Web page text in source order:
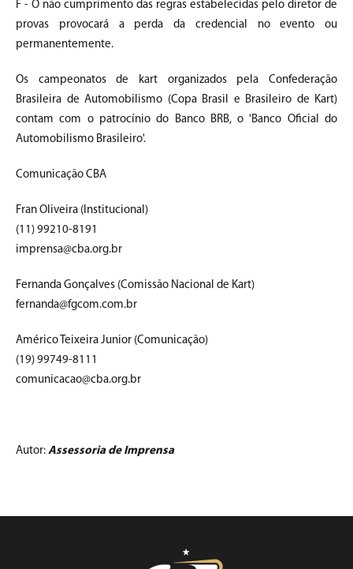
F - O não cumprimento das regras estabelecidas pelo diretor de
provas provocará a perda da credencial no evento ou
permanentemente.
Os campeonatos de kart organizados pela Confederação
Brasileira de Automobilismo (Copa Brasil e Brasileiro de Kart)
contam com o patrocínio do Banco BRB, o 'Banco Oficial do
Automobilismo Brasileiro'.
Comunicação CBA
Fran Oliveira (Institucional)
(11) 99210-8191
imprensa@cba.org.br
Fernanda Gonçalves (Comissão Nacional de Kart)
fernanda@fgcom.com.br
Américo Teixeira Junior (Comunicação)
(19) 99749-8111
comunicacao@cba.org.br
Autor: Assessoria de Imprensa